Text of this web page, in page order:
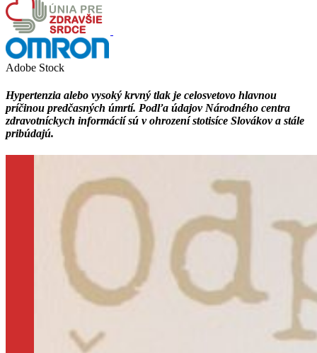
Adobe Stock
Hypertenzia alebo vysoký krvný tlak je celosvetovo hlavnou
príčinou predčasných úmrtí. Podľa údajov Národného centra
zdravotníckych informácií sú v ohrození stotisíce Slovákov a stále
pribúdajú.